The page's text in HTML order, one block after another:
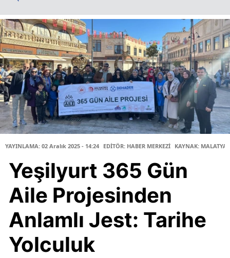
YAYINLAMA: 02 Aralık 2025 - 14:24 EDİTÖR: HABER MERKEZİ KAYNAK: MALATYA
Yeşilyurt 365 Gün
Aile Projesinden
Anlamlı Jest: Tarihe
Yolculuk